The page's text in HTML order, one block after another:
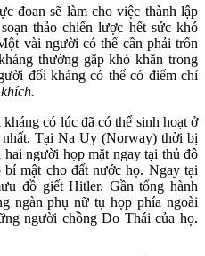
đoan sẽ làm cho việc thành lập
thảo chiến lược hết sức khó
vài người có thể cần phải trốn
thường gặp khó khăn trong
đối kháng có thể có điểm chỉ
có lúc đã có thể sinh hoạt ở
Tại Na Uy (Norway) thời bị
người họp mặt ngay tại thủ đô
mật cho đất nước họ. Ngay tại
đồ giết Hitler. Gần tổng hành
ngàn phụ nữ tụ họp phía ngoài
người chồng Do Thái của họ.